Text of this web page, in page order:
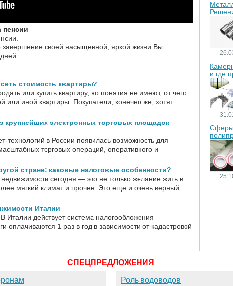
пенсии
своей насыщенной, яркой жизни Вы
стоимость квартиры?
или купить квартиру, но понятия не имеют, от чего
или иной квартиры. Покупатели, конечно же, хотят...
крупнейших электронных торговых площадок
технологий в России появилась возможность для
торговых операций, оперативного и
стране: каковые налоговые особенности?
сегодня — это не только желание жить в
мягкий климат и прочее. Это еще и очень верный
Италии
Италии действует система налогообложения
оплачиваются 1 раз в год в зависимости от кадастровой
и где
Сферы
СПЕЦПРЕДЛОЖЕНИЯ
Роль водоводов